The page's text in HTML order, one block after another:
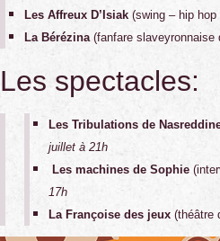
Les Affreux D’Isiak (swing – hip
La Bérézina(fanfare slaveyronnaise
Les spectacles:
Les Tribulations de
juillet à 21h
Les machines de Sophie
17h
La Françoise des jeux (théâtre